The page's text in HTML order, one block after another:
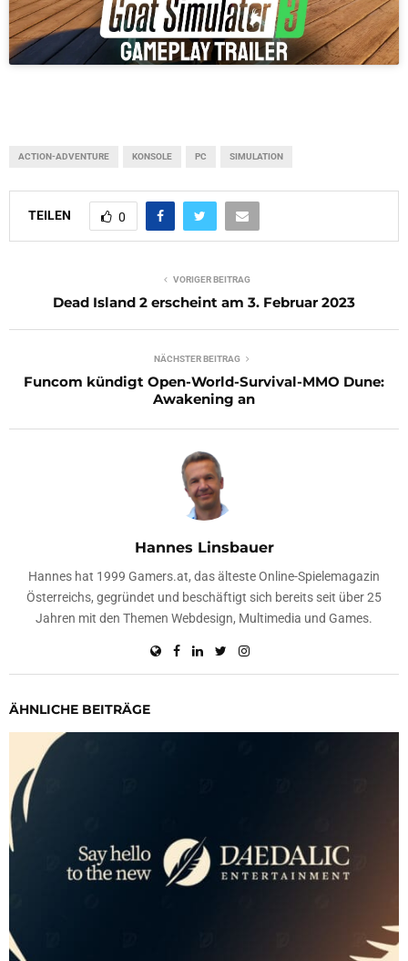
ACTION-ADVENTURE KONSOLE PC SIMULATION
TEILEN 0
VORIGER BEITRAG
Dead Island 2 erscheint am 3. Februar 2023
NÄCHSTER BEITRAG
Funcom kündigt Open-World-Survival-MMO Dune:
Awakening an
Hannes Linsbauer
Hannes hat 1999 Gamers.at, das älteste Online-Spielemagazin
Österreichs, gegründet und beschäftigt sich bereits seit über 25
Jahren mit den Themen Webdesign, Multimedia und Games.
ÄHNLICHE BEITRÄGE